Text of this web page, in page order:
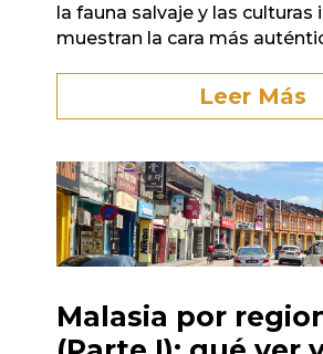
la fauna salvaje y las culturas
muestran la cara más
Leer Más
Malasia por